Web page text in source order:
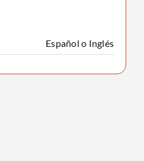
Español o Inglés